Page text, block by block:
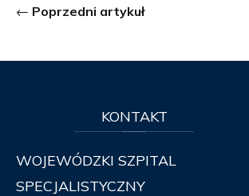
Poprzedni artykuł
KONTAKT
WOJEWÓDZKI SZPITAL
SPECJALISTYCZNY